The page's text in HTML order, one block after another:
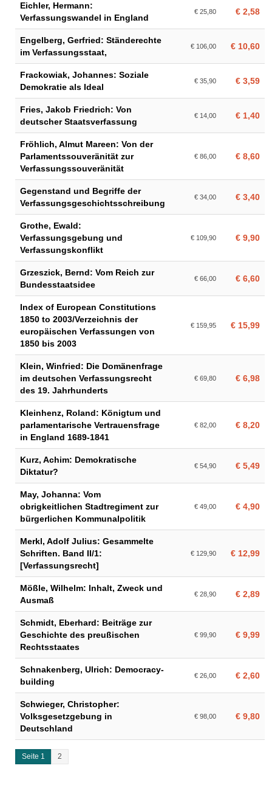
Eichler, Hermann:
Verfassungswandel in England
€ 25,80 € 2,58
Engelberg, Gerfried: Ständerechte
im Verfassungsstaat,
€ 106,00 € 10,60
Frackowiak, Johannes: Soziale
Demokratie als Ideal
€ 35,90 € 3,59
Fries, Jakob Friedrich: Von
deutscher Staatsverfassung
€ 14,00 € 1,40
Fröhlich, Almut Mareen: Von der
Parlamentssouveränität zur
Verfassungssouveränität
€ 86,00 € 8,60
Gegenstand und Begriffe der
Verfassungsgeschichtsschreibung
€ 34,00 € 3,40
Grothe, Ewald:
Verfassungsgebung und
Verfassungskonflikt
€ 109,90 € 9,90
Grzeszick, Bernd: Vom Reich zur
Bundesstaatsidee
€ 66,00 € 6,60
Index of European Constitutions
1850 to 2003/Verzeichnis der
europäischen Verfassungen von
1850 bis 2003
€ 159,95 € 15,99
Klein, Winfried: Die Domänenfrage
im deutschen Verfassungsrecht
des 19. Jahrhunderts
€ 69,80 € 6,98
Kleinhenz, Roland: Königtum und
parlamentarische Vertrauensfrage
in England 1689-1841
€ 82,00 € 8,20
Kurz, Achim: Demokratische
Diktatur?
€ 54,90 € 5,49
May, Johanna: Vom
obrigkeitlichen Stadtregiment zur
bürgerlichen Kommunalpolitik
€ 49,00 € 4,90
Merkl, Adolf Julius: Gesammelte
Schriften. Band II/1:
[Verfassungsrecht]
€ 129,90 € 12,99
Mößle, Wilhelm: Inhalt, Zweck und
Ausmaß
€ 28,90 € 2,89
Schmidt, Eberhard: Beiträge zur
Geschichte des preußischen
Rechtsstaates
€ 99,90 € 9,99
Schnakenberg, Ulrich: Democracy-
building
€ 26,00 € 2,60
Schwieger, Christopher:
Volksgesetzgebung in
Deutschland
€ 98,00 € 9,80
Seite 1 2